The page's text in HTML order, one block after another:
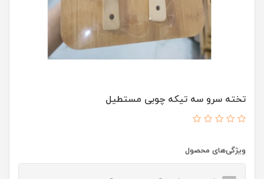
تخته سرو سه تیکه چوبی مستطیل
ویژگی‌های محصول